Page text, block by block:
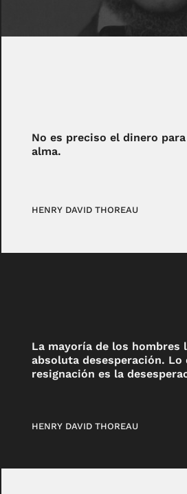
No es preciso el dinero
alma.
HENRY DAVID THOREAU
La mayoría de los hombres
absoluta desesperación. Lo
resignación es la
HENRY DAVID THOREAU